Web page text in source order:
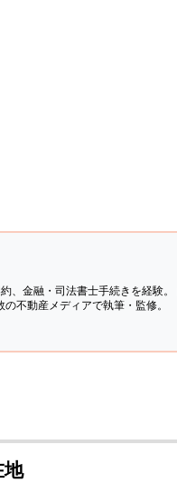
、金融・司法書士手続きを経験。
不動産メディアで執筆・監修。